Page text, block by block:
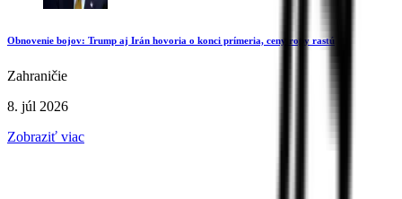
Obnovenie bojov: Trump aj Irán hovoria o konci prímeria, ceny ropy rastú
Zahraničie
8. júl 2026
Zobraziť viac